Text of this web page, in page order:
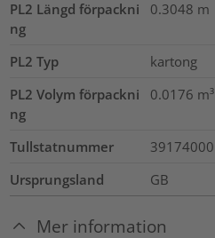
PL2 Längd förpackni
ng
0.3048 m
PL2 Typ
kartong
PL2 Volym förpackni
ng
0.0176 m³
Tullstatnummer
39174000
Ursprungsland
GB
Mer information